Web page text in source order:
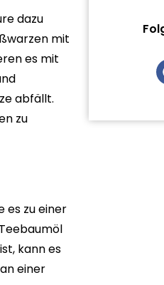
dazu
mit
es mit
abfällt.
zu
es zu einer
kann es
einer